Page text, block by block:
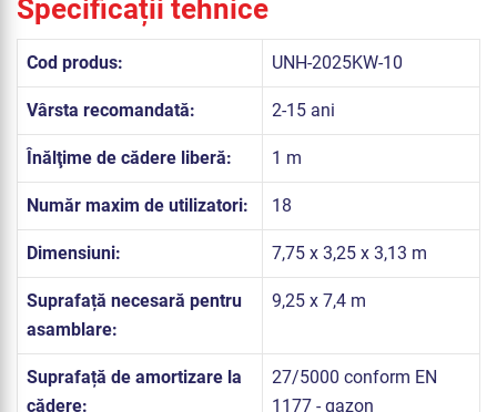
Specificații tehnice
Cod produs: UNH-2025KW-10
Vârsta recomandată: 2-15 ani
Înălţime de cădere liberă: 1 m
Număr maxim de utilizatori: 18
Dimensiuni: 7,75 x 3,25 x 3,13 m
Suprafață necesară pentru
asamblare:
9,25 x 7,4 m
Suprafață de amortizare la
cădere:
27/5000 conform EN
1177 - gazon